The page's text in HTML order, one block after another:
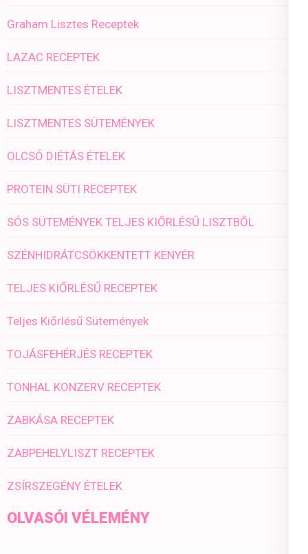
Graham Lisztes Receptek
LAZAC RECEPTEK
LISZTMENTES ÉTELEK
LISZTMENTES SÜTEMÉNYEK
OLCSÓ DIÉTÁS ÉTELEK
PROTEIN SÜTI RECEPTEK
SÓS SÜTEMÉNYEK TELJES KIŐRLÉSŰ LISZTBŐL
SZÉNHIDRÁTCSÖKKENTETT KENYÉR
TELJES KIŐRLÉSŰ RECEPTEK
Teljes Kiőrlésű Sütemények
TOJÁSFEHÉRJÉS RECEPTEK
TONHAL KONZERV RECEPTEK
ZABKÁSA RECEPTEK
ZABPEHELYLISZT RECEPTEK
ZSÍRSZEGÉNY ÉTELEK
OLVASÓI VÉLEMÉNY